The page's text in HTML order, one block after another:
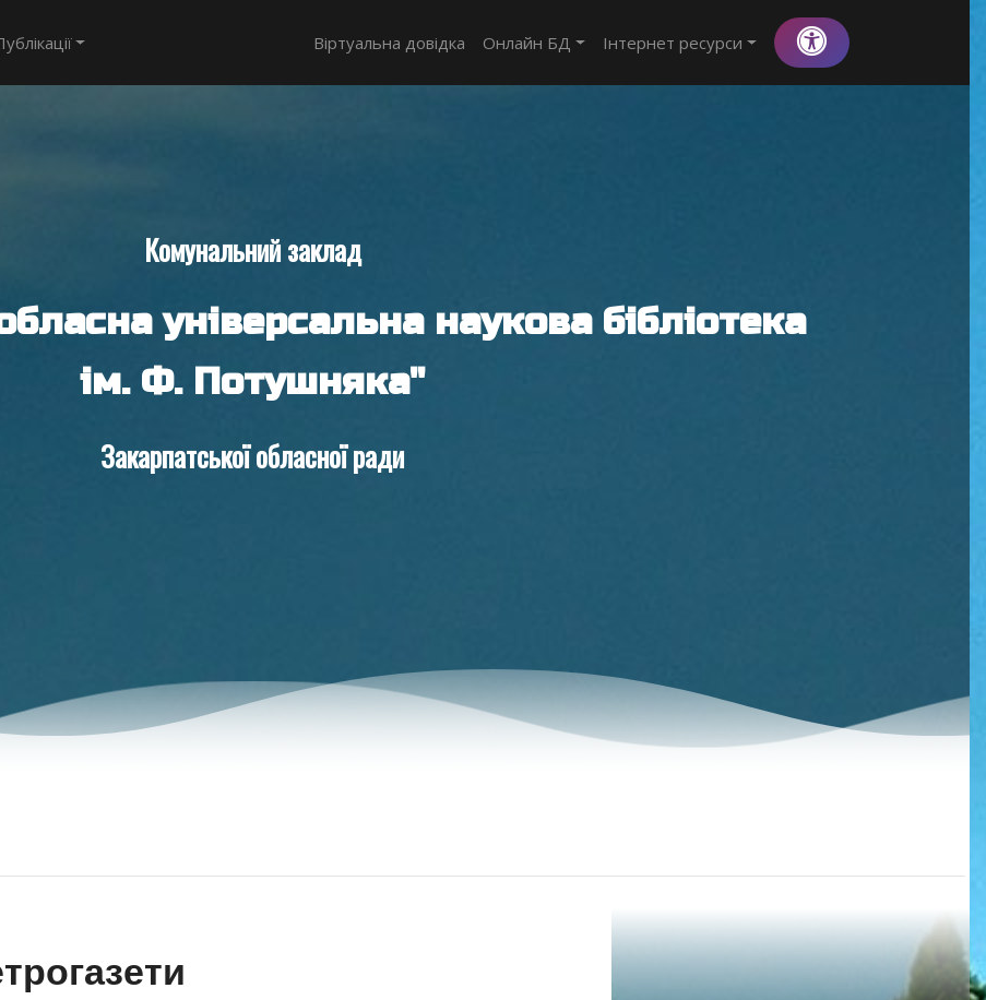
Віртуальна довідка Онлайн БД Інтернет ресурси
Комунальний заклад
універсальна наукова бібліотека
ім. Ф. Потушняка"
Закарпатської обласної ради